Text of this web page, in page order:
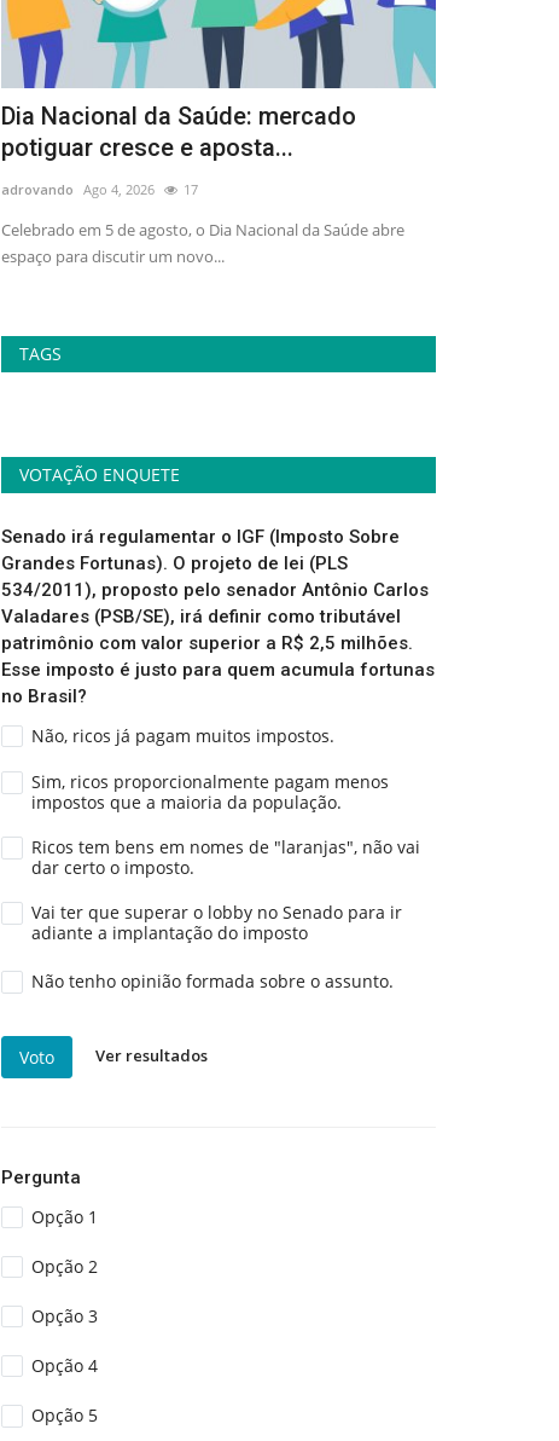
Dia Nacional da Saúde: mercado
potiguar cresce e aposta...
adrovando Ago 4, 2026 17
Celebrado em 5 de agosto, o Dia Nacional da Saúde abre
espaço para discutir um novo...
TAGS
VOTAÇÃO ENQUETE
Senado irá regulamentar o IGF (Imposto Sobre
Grandes Fortunas). O projeto de lei (PLS
534/2011), proposto pelo senador Antônio Carlos
Valadares (PSB/SE), irá definir como tributável
patrimônio com valor superior a R$ 2,5 milhões.
Esse imposto é justo para quem acumula fortunas
no Brasil?
Não, ricos já pagam muitos impostos.
Sim, ricos proporcionalmente pagam menos
impostos que a maioria da população.
Ricos tem bens em nomes de "laranjas", não vai
dar certo o imposto.
Vai ter que superar o lobby no Senado para ir
adiante a implantação do imposto
Não tenho opinião formada sobre o assunto.
Voto Ver resultados
Pergunta
Opção 1
Opção 2
Opção 3
Opção 4
Opção 5